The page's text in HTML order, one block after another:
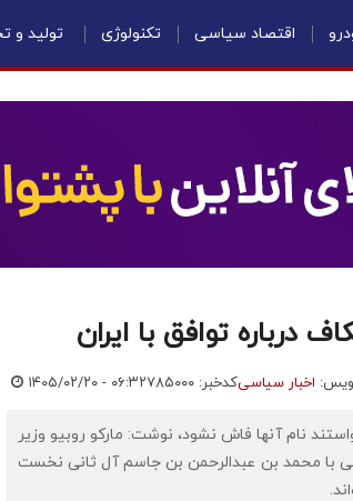
اقتصاد سیاسی تکنولوژی تولید و
درباره توافق با ایران
اخبار سیاسیکدخبر: ۷۸۵۰۰۰ ۱۴۰۵/۰۲/۲۰ - ۰۶:۳۲
نام آنها فاش نشود، نوشت: مارکو روبیو وزیر
با محمد بن عبدالرحمن بن جاسم آل ثانی نخست